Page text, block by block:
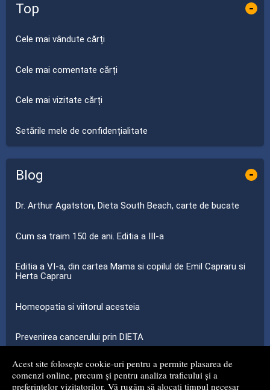
Acest site folosește cookie-uri pentru a permite plasarea de
comenzi online, precum și pentru analiza traficului și a
preferințelor vizitatorilor. Vă rugăm să alocați timpul necesar
Top -
Cele mai vândute cărți
Cele mai comentate cărți
Cele mai vizitate cărți
Setările mele de confidențialitate
Blog -
Dr. Arthur Agatston, Dieta South Beach, carte de bucate
Cum sa traim 150 de ani. Editia a III-a
Editia a VI-a, din cartea Mama si copilul de Emil Capraru si
Herta Capraru
Homeopatia si viitorul acesteia
Prevenirea cancerului prin DIETA
...toate știrile